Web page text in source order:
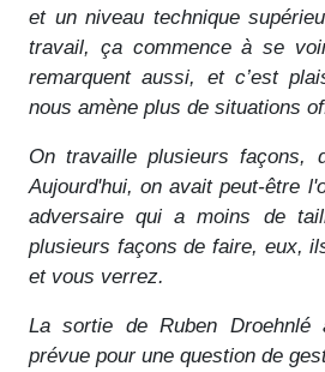
et un niveau technique
travail, ça commence à se
remarquent aussi, et c’est
nous amène plus de situations
On travaille plusieurs façons,
Aujourd'hui, on avait peut-être
adversaire qui a moins de
plusieurs façons de faire, eux,
et vous verrez.
La sortie de Ruben
prévue pour une question de